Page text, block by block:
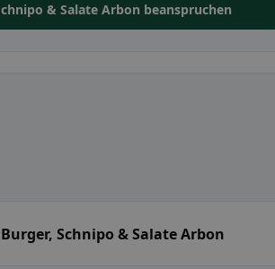
& Salate Arbon beanspruchen
Schnipo & Salate Arbon